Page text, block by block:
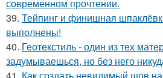
современном прочтении.
39. Тейпинг и финишная
выполнены!
40. Геотекстиль - один из тех
задумываешься, но без него